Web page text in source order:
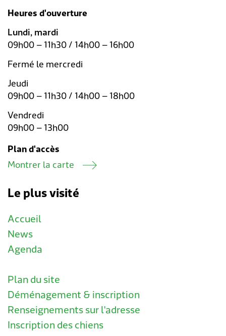
Heures d'ouverture
Lundi, mardi
09h00 – 11h30 / 14h00 – 16h00
Fermé le mercredi
Jeudi
09h00 – 11h30 / 14h00 – 18h00
Vendredi
09h00 – 13h00
Plan d'accès
Montrer la carte
Le plus visité
Accueil
News
Agenda
Plan du site
Déménagement & inscription
Renseignements sur l'adresse
Inscription des chiens
Sécurité
Economie
Stage / apprentissage